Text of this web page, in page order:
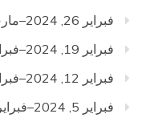
فبراير 26, 2024–مارس 3, 2024
فبراير 19, 2024–فبراير 25, 2024
فبراير 12, 2024–فبراير 18, 2024
فبراير 5, 2024–فبراير 11, 2024